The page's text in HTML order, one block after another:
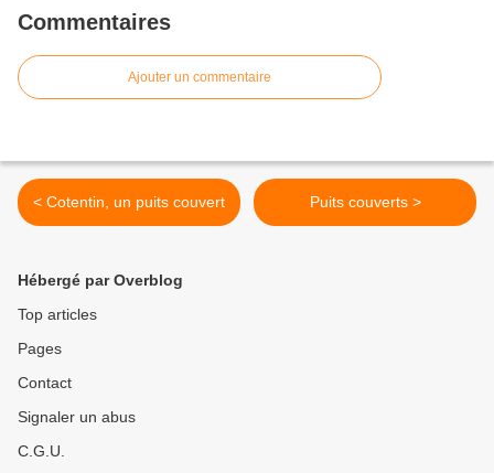
Commentaires
Ajouter un commentaire
< Cotentin, un puits couvert Puits couverts >
Hébergé par Overblog
Top articles
Pages
Contact
Signaler un abus
C.G.U.